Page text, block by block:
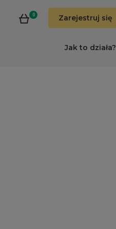
0 Zarejestruj się
Jak to działa?